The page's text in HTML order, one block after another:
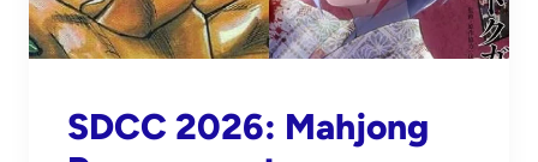
SDCC 2026: Mahjong